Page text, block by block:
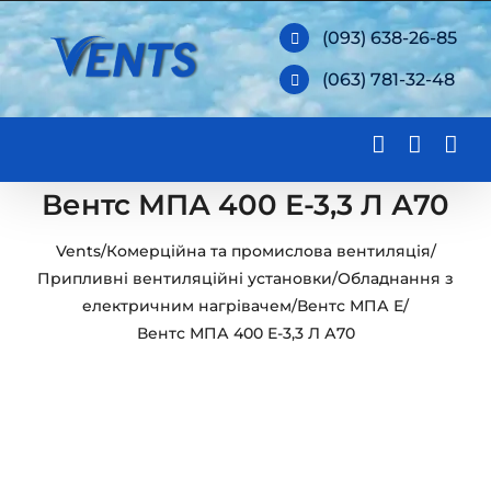
Skip
to
content
(093) 638-26-85
(063) 781-32-48
Вентс МПА 400 Е-3,3 Л А70
Vents/Комерційна та промислова вентиляція/
Припливні вентиляційні установки/Обладнання з
електричним нагрівачем/Вентс МПА Е/
Вентс МПА 400 Е-3,3 Л А70